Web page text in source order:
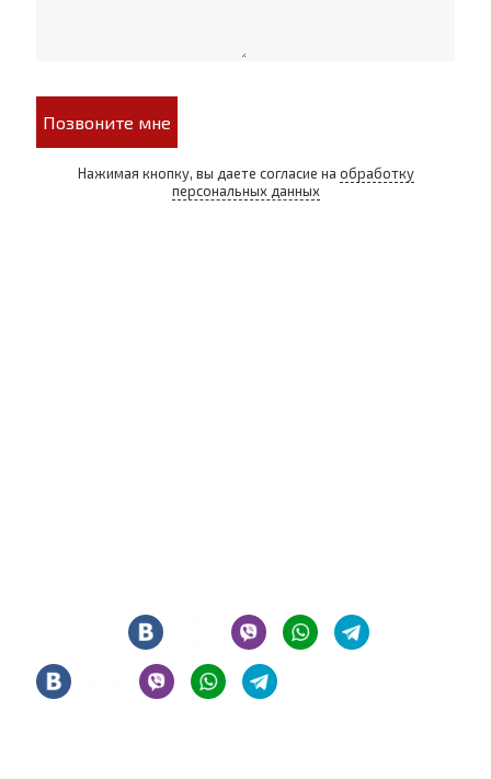
Позвоните мне
Нажимая кнопку, вы даете согласие на обработку
персональных данных